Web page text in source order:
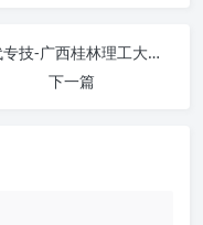
现代专技-广西桂林理工大学 https://ggzj.chinamde.cn/ 课程学习无压力！教你高效刷题技巧
下一篇